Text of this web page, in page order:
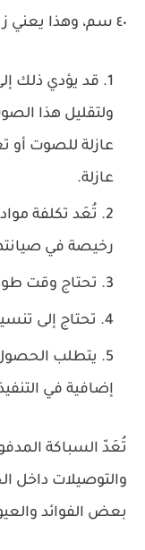
٤٠ سم، وهذا يعني زيادة في ارتفاع الطابق.
قد يؤدي ذلك
ولتقليل هذا
عازلة للصوت أو
عازلة.
تُعَد تكلفة
رخيصة في
تحتاج وقت
تحتاج إلى
يتطلب الحصول
إضافية في
تُعَدّ السباكة
والتوصيلات داخل
بعض الفوائد